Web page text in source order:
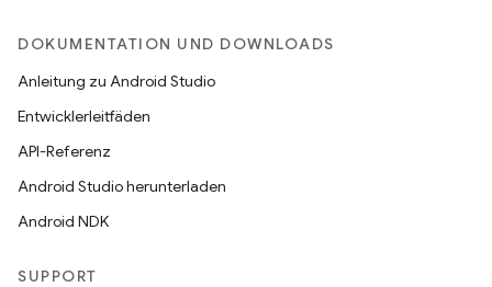
DOKUMENTATION UND DOWNLOADS
Anleitung zu Android Studio
Entwicklerleitfäden
API-Referenz
Android Studio herunterladen
Android NDK
SUPPORT